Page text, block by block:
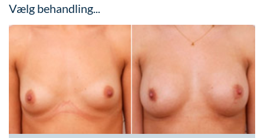
Vælg behandling...